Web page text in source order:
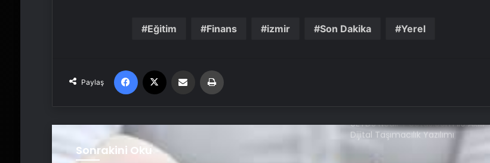
Eğitim Finans izmir Son Dakika Yerel
Paylaş
Facebook Email'den paylaş
Sonrakini Oku
Nasılnedir.com
UETDS Nedir ? Uetds.com İle Akıllı
Dijital Taşımacılık Yazılımı